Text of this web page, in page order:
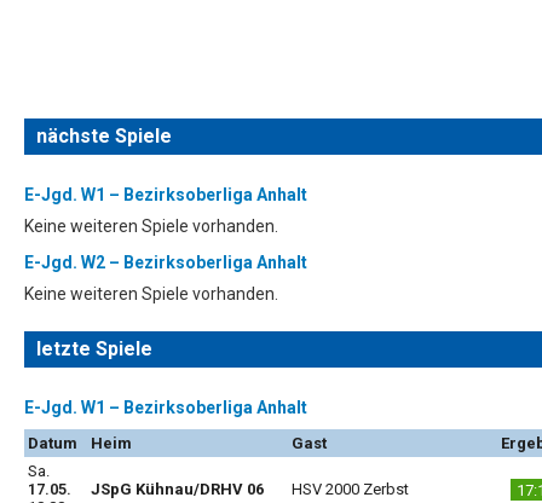
nächste Spiele
E-Jgd. W1 – Bezirksoberliga Anhalt
Keine weiteren Spiele vorhanden.
E-Jgd. W2 – Bezirksoberliga Anhalt
Keine weiteren Spiele vorhanden.
letzte Spiele
E-Jgd. W1 – Bezirksoberliga Anhalt
Datum Heim Gast
Sa.
17.05.
JSpG Kühnau/DRHV 06 HSV 2000 Zerbst